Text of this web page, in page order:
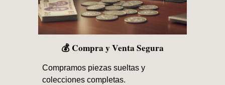
💰 Compra y Venta Segura
Compramos piezas sueltas y
colecciones completas.